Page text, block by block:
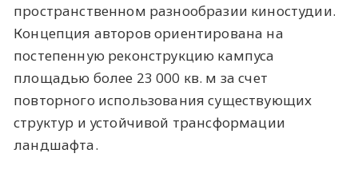
пространственном разнообразии киностудии.
Концепция авторов ориентирована на
постепенную реконструкцию кампуса
площадью более 23 000 кв. м за счет
повторного использования существующих
структур и устойчивой трансформации
ландшафта.